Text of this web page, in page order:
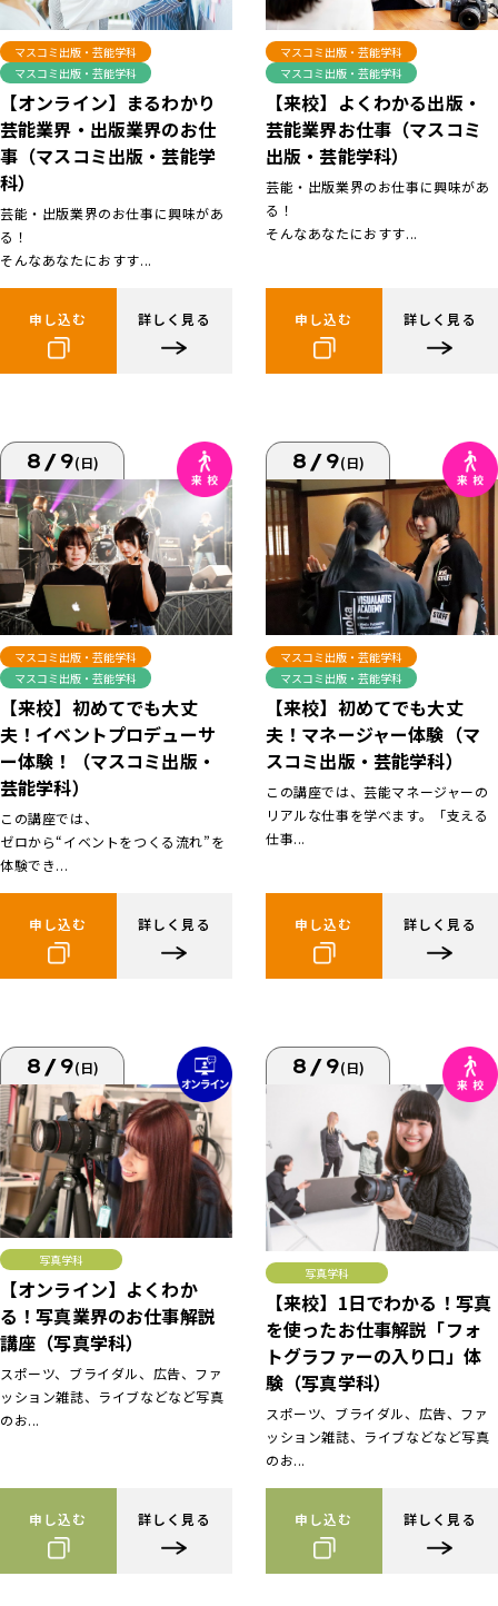
マスコミ出版・芸能学科
マスコミ出版・芸能学科
【オンライン】まるわかり
芸能業界・出版業界のお仕
事（マスコミ出版・芸能学
科）
芸能・出版業界のお仕事に興味があ
る！
そんなあなたにおすす...
申し込む 詳しく見る
マスコミ出版・芸能学科
マスコミ出版・芸能学科
【来校】よくわかる出版・
芸能業界お仕事（マスコミ
出版・芸能学科）
芸能・出版業界のお仕事に興味があ
る！
そんなあなたにおすす...
申し込む 詳しく見る
8/9(日)
マスコミ出版・芸能学科
マスコミ出版・芸能学科
【来校】初めてでも大丈
夫！イベントプロデューサ
ー体験！（マスコミ出版・
芸能学科）
この講座では、
ゼロから“イベントをつくる流れ”を
体験でき...
申し込む 詳しく見る
8/9(日)
マスコミ出版・芸能学科
マスコミ出版・芸能学科
【来校】初めてでも大丈
夫！マネージャー体験（マ
スコミ出版・芸能学科）
この講座では、芸能マネージャーの
リアルな仕事を学べます。「支える
仕事...
申し込む 詳しく見る
8/9(日)
写真学科
【オンライン】よくわか
る！写真業界のお仕事解説
講座（写真学科）
スポーツ、ブライダル、広告、ファ
ッション雑誌、ライブなどなど写真
のお...
申し込む 詳しく見る
8/9(日)
写真学科
【来校】1日でわかる！写真
を使ったお仕事解説「フォ
トグラファーの入り口」体
験（写真学科）
スポーツ、ブライダル、広告、ファ
ッション雑誌、ライブなどなど写真
のお...
申し込む 詳しく見る